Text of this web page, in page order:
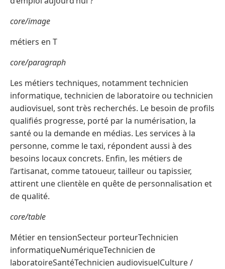
core/image
métiers en T
core/paragraph
Les métiers techniques, notamment technicien
informatique, technicien de laboratoire ou technicien
audiovisuel, sont très recherchés. Le besoin de profils
qualifiés progresse, porté par la numérisation, la
santé ou la demande en médias. Les services à la
personne, comme le taxi, répondent aussi à des
besoins locaux concrets. Enfin, les métiers de
l’artisanat, comme tatoueur, tailleur ou tapissier,
attirent une clientèle en quête de personnalisation et
de qualité.
core/table
Métier en tensionSecteur porteurTechnicien
informatiqueNumériqueTechnicien de
laboratoireSantéTechnicien audiovisuelCulture /